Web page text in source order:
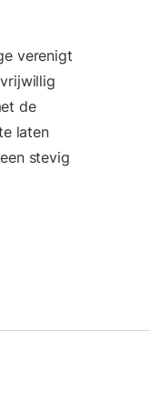
verenigt
de
laten
stevig